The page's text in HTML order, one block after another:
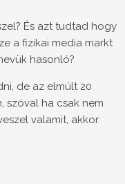
És azt tudtad hogy
a fizikai media markt
hasonló?
de az elmúlt 20
szóval ha csak nem
valamit, akkor